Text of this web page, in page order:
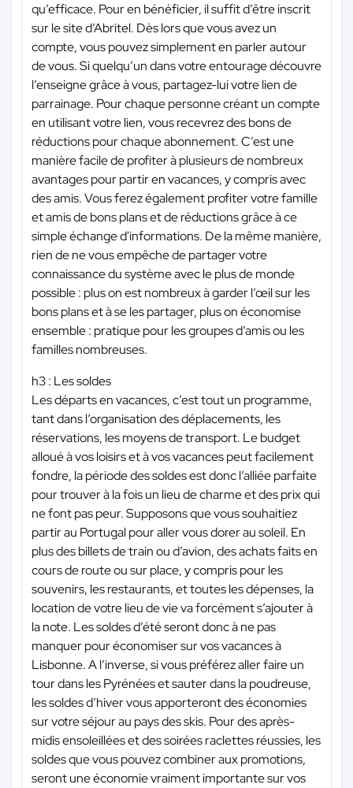
qu’efficace. Pour en bénéficier, il suffit d’être inscrit
sur le site d’Abritel. Dès lors que vous avez un
compte, vous pouvez simplement en parler autour
de vous. Si quelqu’un dans votre entourage découvre
l’enseigne grâce à vous, partagez-lui votre lien de
parrainage. Pour chaque personne créant un compte
en utilisant votre lien, vous recevrez des bons de
réductions pour chaque abonnement. C’est une
manière facile de profiter à plusieurs de nombreux
avantages pour partir en vacances, y compris avec
des amis. Vous ferez également profiter votre famille
et amis de bons plans et de réductions grâce à ce
simple échange d'informations. De la même manière,
rien de ne vous empêche de partager votre
connaissance du système avec le plus de monde
possible : plus on est nombreux à garder l’œil sur les
bons plans et à se les partager, plus on économise
ensemble : pratique pour les groupes d’amis ou les
familles nombreuses.
h3 : Les soldes
Les départs en vacances, c’est tout un programme,
tant dans l’organisation des déplacements, les
réservations, les moyens de transport. Le budget
alloué à vos loisirs et à vos vacances peut facilement
fondre, la période des soldes est donc l’alliée parfaite
pour trouver à la fois un lieu de charme et des prix qui
ne font pas peur. Supposons que vous souhaitiez
partir au Portugal pour aller vous dorer au soleil. En
plus des billets de train ou d’avion, des achats faits en
cours de route ou sur place, y compris pour les
souvenirs, les restaurants, et toutes les dépenses, la
location de votre lieu de vie va forcément s’ajouter à
la note. Les soldes d’été seront donc à ne pas
manquer pour économiser sur vos vacances à
Lisbonne. A l’inverse, si vous préférez aller faire un
tour dans les Pyrénées et sauter dans la poudreuse,
les soldes d’hiver vous apporteront des économies
sur votre séjour au pays des skis. Pour des après-
midis ensoleillées et des soirées raclettes réussies, les
soldes que vous pouvez combiner aux promotions,
seront une économie vraiment importante sur vos